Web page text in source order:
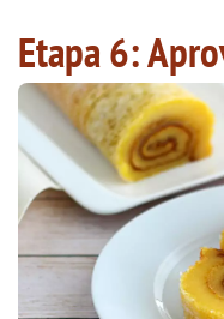
Etapa 6: